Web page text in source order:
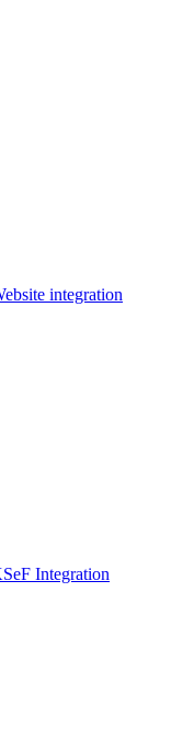
integration
Integration